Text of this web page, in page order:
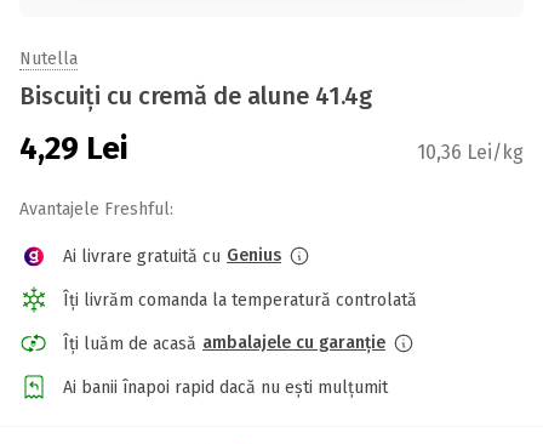
Nutella
Biscuiți cu cremă de alune 41.4g
4,29 Lei 10,36 Lei/kg
Avantajele Freshful:
Ai livrare gratuită cu Genius
Îți livrăm comanda la temperatură controlată
Îți luăm de acasă ambalajele cu garanție
Ai banii înapoi rapid dacă nu ești mulțumit